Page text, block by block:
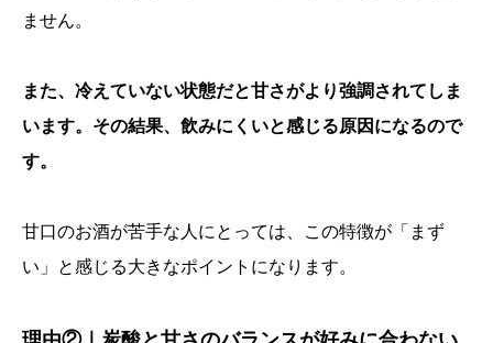
ません。
また、冷えていない状態だと甘さがより強調されてしま
います。その結果、飲みにくいと感じる原因になるので
す。
甘口のお酒が苦手な人にとっては、この特徴が「まず
い」と感じる大きなポイントになります。